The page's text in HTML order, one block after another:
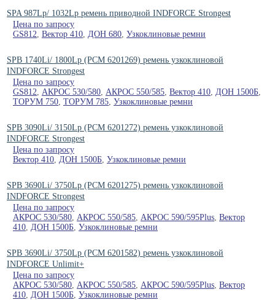
SPA 987Lp/ 1032Lp ремень приводной INDFORCE Strongest
Цена по запросу
GS812 Вектор 410 ДОН 680 Узкоклиновые ремни
SPB 1740Li/ 1800Lp (PCM 6201269) ремень узкоклиновой
INDFORCE Strongest
Цена по запросу
GS812
АКРОС 530/580 АКРОС 550/585 Вектор 410 ДОН 1500Б
ТОРУМ 750 ТОРУМ 785 Узкоклиновые ремни
SPB 3090Li/ 3150Lp (РСМ 6201272) ремень узкоклиновой
INDFORCE Strongest
Цена по запросу
Вектор 410 ДОН 1500Б Узкоклиновые ремни
SPB 3690Li/ 3750Lp (РСМ 6201275) ремень узкоклиновой
INDFORCE Strongest
Цена по запросу
АКРОС 530/580 АКРОС 550/585 АКРОС 590/595Plus Вектор
410 ДОН 1500Б Узкоклиновые ремни
SPB 3690Li/ 3750Lp (РСМ 6201582) ремень узкоклиновой
INDFORCE Unlimit+
Цена по запросу
АКРОС 530/580 АКРОС 550/585 АКРОС 590/595Plus Вектор
410 ДОН 1500Б Узкоклиновые ремни